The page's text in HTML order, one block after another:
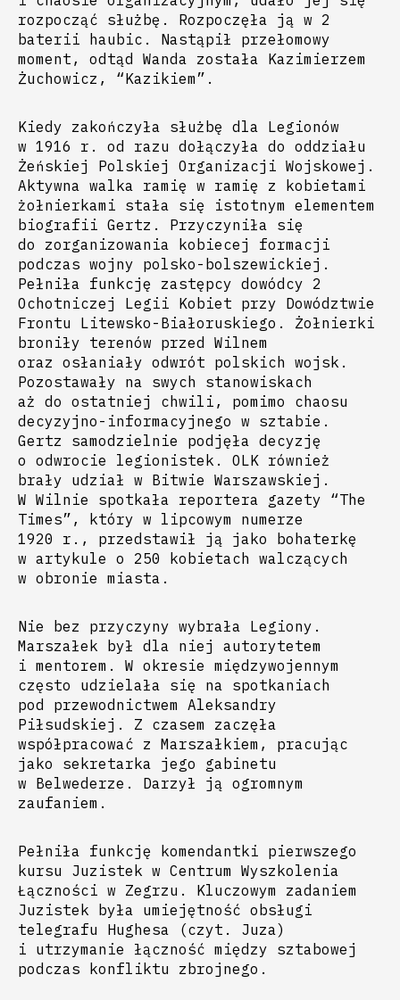
rozpocząć służbę. Rozpoczęła ją w 2
baterii haubic. Nastąpił przełomowy
moment, odtąd Wanda została Kazimierzem
Żuchowicz, “Kazikiem”.
Kiedy zakończyła służbę dla Legionów
w 1916 r. od razu dołączyła do oddziału
Żeńskiej Polskiej Organizacji Wojskowej.
Aktywna walka ramię w ramię z kobietami
żołnierkami stała się istotnym elementem
biografii Gertz. Przyczyniła się
do zorganizowania kobiecej formacji
podczas wojny polsko-bolszewickiej.
Pełniła funkcję zastępcy dowódcy 2
Ochotniczej Legii Kobiet przy Dowództwie
Frontu Litewsko-Białoruskiego. Żołnierki
broniły terenów przed Wilnem
oraz osłaniały odwrót polskich wojsk.
Pozostawały na swych stanowiskach
aż do ostatniej chwili, pomimo chaosu
decyzyjno-informacyjnego w sztabie.
Gertz samodzielnie podjęła decyzję
o odwrocie legionistek. OLK również
brały udział w Bitwie Warszawskiej.
W Wilnie spotkała reportera gazety “The
Times”, który w lipcowym numerze
1920 r., przedstawił ją jako bohaterkę
w artykule o 250 kobietach walczących
w obronie miasta.
Nie bez przyczyny wybrała Legiony.
Marszałek był dla niej autorytetem
i mentorem. W okresie międzywojennym
często udzielała się na spotkaniach
pod przewodnictwem Aleksandry
Piłsudskiej. Z czasem zaczęła
współpracować z Marszałkiem, pracując
jako sekretarka jego gabinetu
w Belwederze. Darzył ją ogromnym
zaufaniem.
Pełniła funkcję komendantki pierwszego
kursu Juzistek w Centrum Wyszkolenia
Łączności w Zegrzu. Kluczowym zadaniem
Juzistek była umiejętność obsługi
telegrafu Hughesa (czyt. Juza)
i utrzymanie łączność między sztabowej
podczas konfliktu zbrojnego.